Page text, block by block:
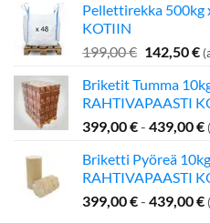
oli:
Pellettirekka 500kg
KOTIIN
199,00€
oli:
199,00 €.
142,50€
Briketit Tumma
RAHTIVAPAASTI
399,00€- 439,00€
Briketti Pyöreä
RAHTIVAPAASTI
399,00€- 439,00€